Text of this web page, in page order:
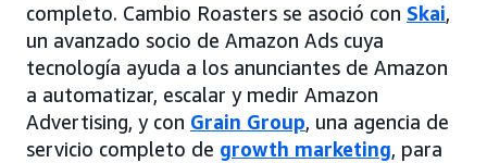
completo. Cambio Roasters se asoció con Skai,
un avanzado socio de Amazon Ads cuya
tecnología ayuda a los anunciantes de Amazon
a automatizar, escalar y medir Amazon
Advertising, y con Grain Group, una agencia de
servicio completo de growth marketing, para